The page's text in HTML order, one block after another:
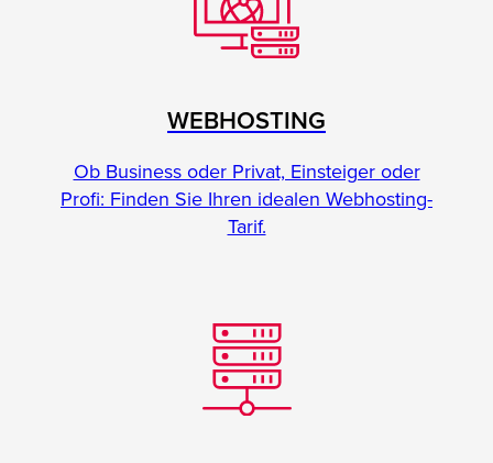
WEBHOSTING
Ob Business oder Privat, Einsteiger oder
Profi: Finden Sie Ihren idealen Webhosting-
Tarif.